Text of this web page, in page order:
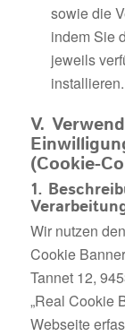
sowie die
indem Sie
jeweils
installieren.
V.
(Cookie-
1.
Wir nutzen
Cookie
Tannet 12,
„Real Cookie
Webseite